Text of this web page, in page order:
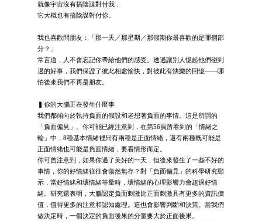
就像宇宙沒有搞陰謀對付我，
它大概也有搞陰謀對付你。
我也喜歡問朋友：「那一天／那星期／那假期你最喜歡的是哪個部
分？」
常言道，人不會忘記你帶給他們的感受。透過讓別人憶起他們碰到
過的好事，我們保證了彼此相處愉快，對彼此有快樂的回憶——哪
怕後來我們不再是朋友。
▍你的大腦正在發生什麼事
我們都傾向於執持負面的假設和老想著負面的事情。這是所謂的
「負面偏見」。你可能已經注意到，在第56頁所看到的「情緒之
輪」中，8種基本情緒裡只有兩種是正面情緒，還有兩種既可能是
正面情緒也可能是負面情緒，要看情形而定。
你可曾注意到，如果你過了美好的一天，但後來發生了一些不好的
事情，你的好情緒往往會蕩然無存？對「負面偏見」的科學研究顯
示，當好情緒和壞情緒等量時，壞情緒的心理影響力會超過好情
緒。研究還表明，大腦認定負面刺激比正面刺激具有更多的資訊價
值，值得更多的注意和認知處理。這也會影響判斷和決策。當我們
做決定時，一個決定的負面後果的分量要大於正面後果。